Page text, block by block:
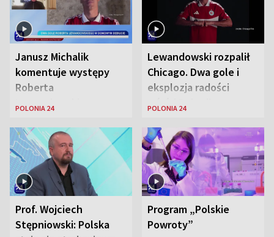
Janusz Michalik
komentuje występy
Roberta
Lewandowskiego w
Zjednoczonych
POLONIA 24
Lewandowski rozpalił
Chicago. Dwa gole i
eksplozja radości
wśród Polonii
POLONIA 24
Prof. Wojciech
Stępniowski: Polska
Program „Polskie
Powroty”